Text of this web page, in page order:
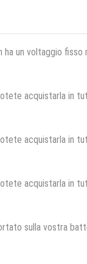
un voltaggio fisso
acquistarla in
acquistarla in
acquistarla in
sulla vostra